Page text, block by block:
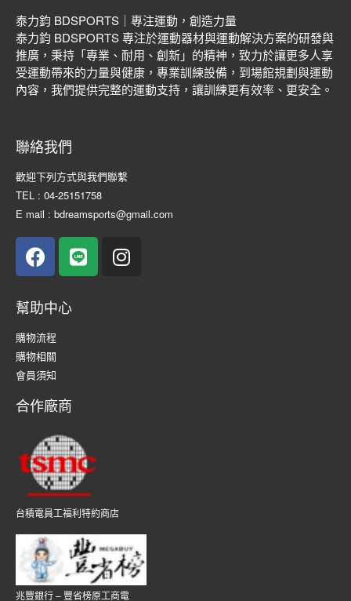
泰力鈞 BDSPORTS｜專注運動，創造力量
泰力鈞 BDSPORTS 專注於運動器材與運動解決方案的研發與
推廣，秉持「專業、耐用、創新」的精神，致力於讓更多人享
受運動帶來的力量與健康，專業訓練設備，到場館規劃與運動
內容，我們提供完整的運動支持，讓訓練更有效率、更安全。
聯絡我們
歡迎下列方式與我們聯繫
TEL : 04-25151758
E mail : bdreamsports@gmail.com
幫助中心
購物流程
購物相關
會員須知
合作廠商
台積電員工福利特約商店
兆豐銀行 – 豐省榜原工商電